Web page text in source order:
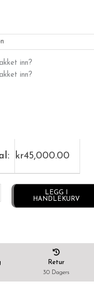
inn?
inn?
kr45,000.00
LEGG I
HANDLEKURV
Retur
30 Dagers